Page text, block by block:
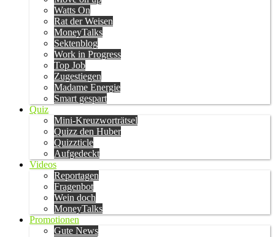
Watts On
Rat der Weisen
MoneyTalks
Sektenblog
Work in Progress
Top Job
Zugestiegen
Madame Energie
Smart gespart
Quiz
Mini-Kreuzworträtsel
Quizz den Huber
Quizzticle
Aufgedeckt
Videos
Reportagen
Fragenbot
Wein doch
MoneyTalks
Promotionen
Gute News